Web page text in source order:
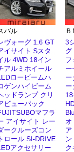
バル
ヴォーグ 1.6 GT
イサイト Sスタ
ル 4WD 18イン
アルミホイール
ロービームハ
ゲンハイビーム
ッドランプ クリ
ビューパック
マフラ
アイサイト レー
ークルーズコン
トロール SI-DRIVE
アクセサリー
3
グ
フ
ー
ー
ー
オ
ア
ク